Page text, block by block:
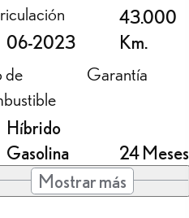
06-2023
43.000
Km.
de
Híbrido
Gasolina
Garantía
24 Meses
Mostrar más